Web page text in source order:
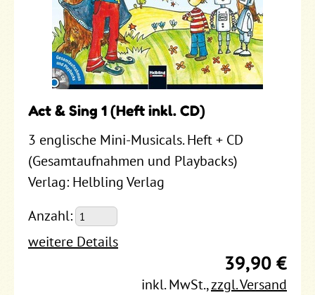
Act & Sing 1 (Heft inkl. CD)
3 englische Mini-Musicals. Heft + CD
(Gesamtaufnahmen und Playbacks)
Verlag: Helbling Verlag
Anzahl:
weitere Details
39,90 €
inkl. MwSt.,zzgl. Versand